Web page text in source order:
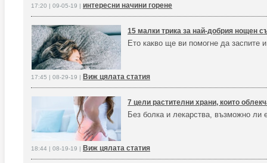
17:20 | 09-05-19 | интересни начини горене
15 малки трика за най-добрия нощен
Ето какво ще ви помогне да заспите
17:45 | 08-29-19 | Виж цялата статия
7 цели растителни храни, които
Без болка и лекарства, възможно ли
18:44 | 08-19-19 | Виж цялата статия